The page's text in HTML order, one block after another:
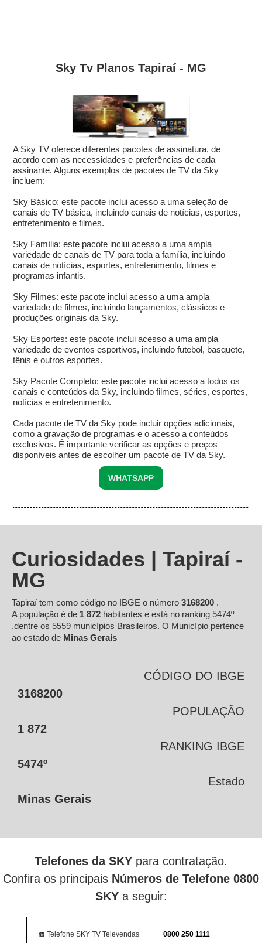
Sky Tv Planos Tapiraí - MG
A Sky TV oferece diferentes pacotes de assinatura, de
acordo com as necessidades e preferências de cada
assinante. Alguns exemplos de pacotes de TV da Sky
incluem:
Sky Básico: este pacote inclui acesso a uma seleção de
canais de TV básica, incluindo canais de notícias, esportes,
entretenimento e filmes.
Sky Família: este pacote inclui acesso a uma ampla
variedade de canais de TV para toda a família, incluindo
canais de notícias, esportes, entretenimento, filmes e
programas infantis.
Sky Filmes: este pacote inclui acesso a uma ampla
variedade de filmes, incluindo lançamentos, clássicos e
produções originais da Sky.
Sky Esportes: este pacote inclui acesso a uma ampla
variedade de eventos esportivos, incluindo futebol, basquete,
tênis e outros esportes.
Sky Pacote Completo: este pacote inclui acesso a todos os
canais e conteúdos da Sky, incluindo filmes, séries, esportes,
notícias e entretenimento.
Cada pacote de TV da Sky pode incluir opções adicionais,
como a gravação de programas e o acesso a conteúdos
exclusivos. É importante verificar as opções e preços
disponíveis antes de escolher um pacote de TV da Sky.
WHATSAPP
Curiosidades | Tapiraí -
MG
Tapiraí tem como código no IBGE o número 3168200 .
A população é de 1 872 habitantes e está no ranking 5474º
,dentre os 5559 municípios Brasileiros. O Município pertence
ao estado de Minas Gerais
CÓDIGO DO IBGE
3168200
POPULAÇÃO
1 872
RANKING IBGE
5474º
Estado
Minas Gerais
Telefones da SKY para contratação.
Confira os principais Números de Telefone 0800
SKYa seguir:
☎️ Telefone SKY TV Televendas 0800 250 1111